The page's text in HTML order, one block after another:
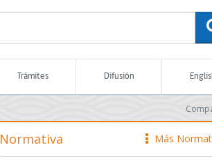
Trámites Difusión
icono
Más
Normativa